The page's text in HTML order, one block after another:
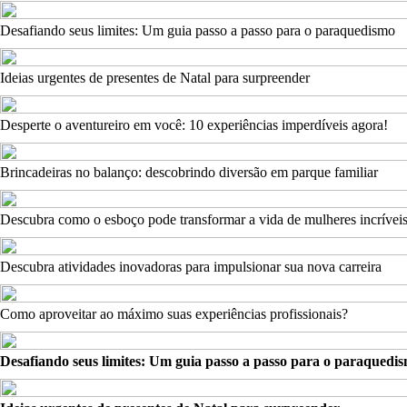
Desafiando seus limites: Um guia passo a passo para o paraquedismo
Ideias urgentes de presentes de Natal para surpreender
Desperte o aventureiro em você: 10 experiências imperdíveis agora!
Brincadeiras no balanço: descobrindo diversão em parque familiar
Descubra como o esboço pode transformar a vida de mulheres incríveis
Descubra atividades inovadoras para impulsionar sua nova carreira
Como aproveitar ao máximo suas experiências profissionais?
Desafiando seus limites: Um guia passo a passo para o